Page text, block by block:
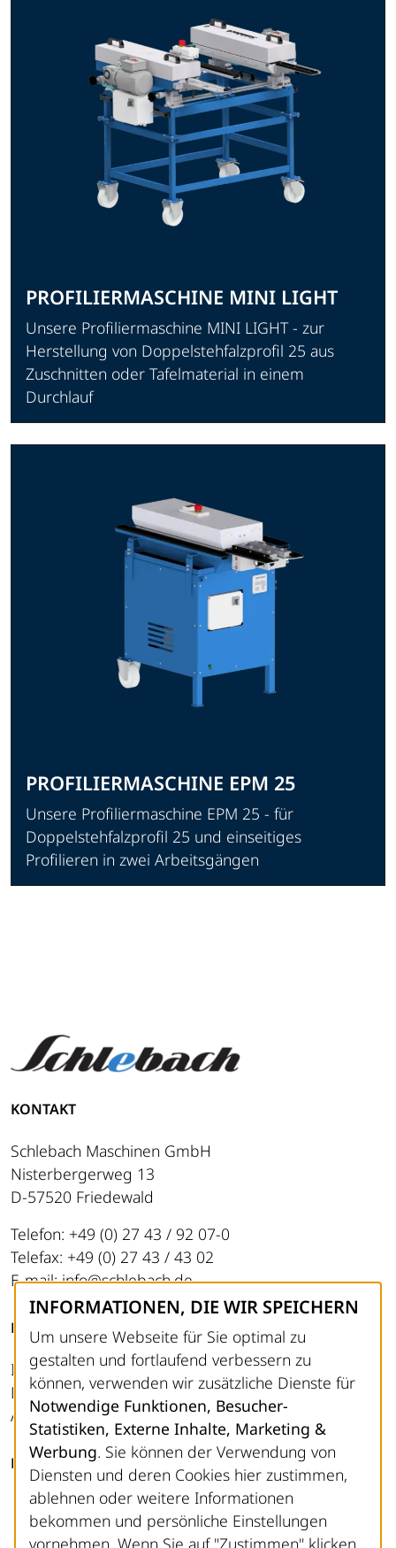
PROFILIERMASCHINE MINI LIGHT
Unsere Profiliermaschine MINI LIGHT - zur
Herstellung von Doppelstehfalzprofil 25 aus
Zuschnitten oder Tafelmaterial in einem
Durchlauf
PROFILIERMASCHINE EPM 25
Unsere Profiliermaschine EPM 25 - für
Doppelstehfalzprofil 25 und einseitiges
Profilieren in zwei Arbeitsgängen
KONTAKT
Schlebach Maschinen GmbH
Nisterbergerweg 13
D-57520 Friedewald
Telefon: +49 (0) 27 43 / 92 07-0
Telefax: +49 (0) 27 43 / 43 02
E-mail: info@schlebach.de
RECHTLICHES
Impressum
Datenschutz
AGB
FOLGEN SIE UNS
LinkedIn
Instagram
INFORMATIONEN, DIE WIR SPEICHERN
Um unsere Webseite für Sie optimal zu
gestalten und fortlaufend verbessern zu
können, verwenden wir zusätzliche Dienste für
Notwendige Funktionen, Besucher-
Statistiken, Externe Inhalte, Marketing &
Werbung. Sie können der Verwendung von
Diensten und deren Cookies hier zustimmen,
ablehnen oder weitere Informationen
bekommen und persönliche Einstellungen
vornehmen. Wenn Sie auf "Zustimmen" klicken,